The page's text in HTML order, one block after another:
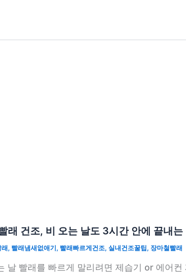
래 건조, 비 오는 날도 3시간 안에 끝내
, 빨래냄새없애기, 빨래빠르게건조, 실내건조꿀팁, 장마철빨래
날 빨래를 빠르게 말리려면 제습기 or 에어